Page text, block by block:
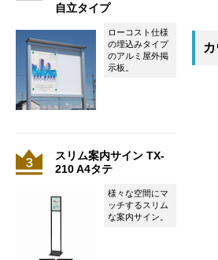
自立タイプ
ローコスト仕様
の埋込みタイプ
のアルミ屋外掲
示板。
スリム案内サイン TX-
210 A4タテ
様々な空間にマ
ッチするスリム
な案内サイン。